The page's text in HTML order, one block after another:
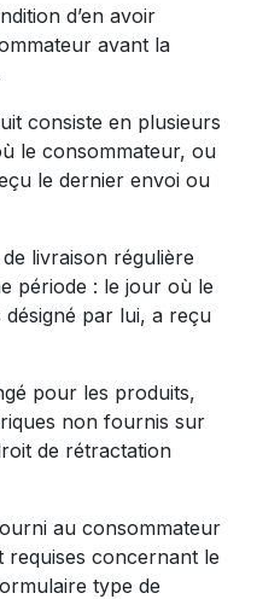
d’en avoir
avant la
consiste en plusieurs
le consommateur, ou
le dernier envoi ou
livraison régulière
période : le jour où le
par lui, a reçu
pour les produits,
non fournis sur
de rétractation
au consommateur
requises concernant le
type de